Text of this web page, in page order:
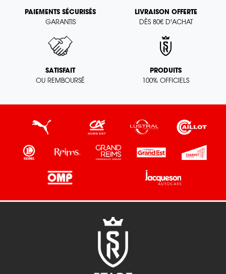
PAIEMENTS SÉCURISÉS
GARANTIS
LIVRAISON OFFERTE
DÈS 80€ D'ACHAT
SATISFAIT
OU REMBOURSÉ
PRODUITS
100% OFFICIELS